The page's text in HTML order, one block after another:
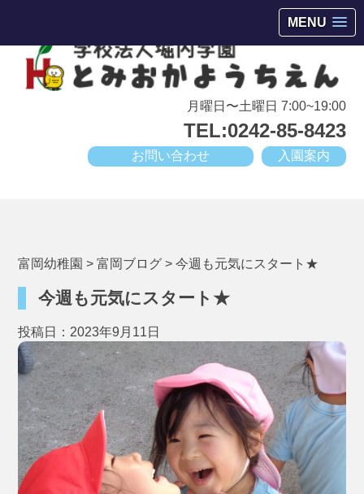
MENU
月曜日〜土曜日 7:00~19:00
TEL:0242-85-8423
入園案内
お問い合わせ
富岡幼稚園 >富岡ブログ >今週も元気にスタート★
今週も元気にスタート★
投稿日：2023年9月11日